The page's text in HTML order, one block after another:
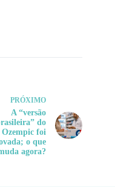
PRÓXIMO
A “versão
do
Ozempic foi
o que
agora?